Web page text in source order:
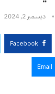
ديسمبر 2, 2024
Facebook
Email